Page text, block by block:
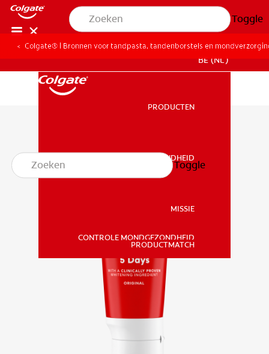
Toggle
MONDGEZONDHEID
CONTROLE MONDGEZONDHEID
BE (NL)
PRODUCTEN
MONDGEZONDHEID
MISSIE
CONTROLE MONDGEZONDHEID
PRODUCTMATCH
Toggle
Colgate® | Bronnen voor tandpasta, tandenborstels en